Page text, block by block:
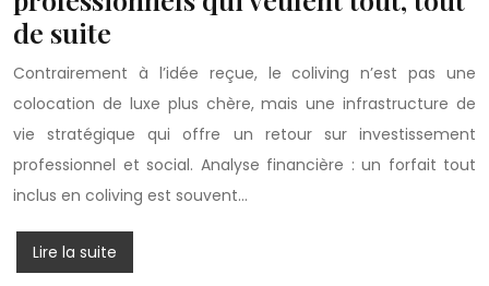
de suite
Contrairement à l’idée reçue, le coliving n’est pas une
colocation de luxe plus chère, mais une infrastructure de
vie stratégique qui offre un retour sur investissement
professionnel et social. Analyse financière : un forfait tout
inclus en coliving est souvent…
Lire la suite